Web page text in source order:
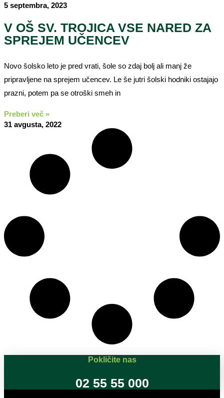
5 septembra, 2023
V OŠ SV. TROJICA VSE NARED ZA
SPREJEM UČENCEV
Novo šolsko leto je pred vrati, šole so zdaj bolj ali manj že
pripravljene na sprejem učencev. Le še jutri šolski hodniki ostajajo
prazni, potem pa se otroški smeh in
Preberi več »
31 avgusta, 2022
Pokličite nas
02 55 55 000